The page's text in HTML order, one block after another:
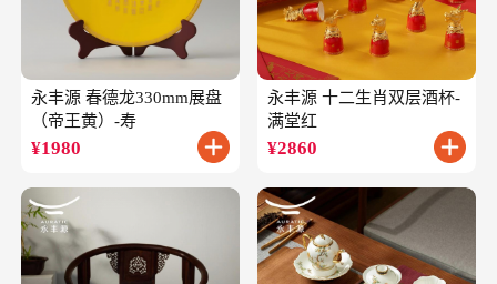
永丰源 春德龙330mm展盘
（帝王黄）-寿
¥1980
永丰源 十二生肖双层酒杯-
满堂红
¥2860